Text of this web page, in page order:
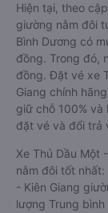
Hiện tại, theo
giường nằm đôi
Bình Dương có
đồng. Trong đó,
đồng. Đặt vé xe
Giang chính
giữ chỗ 100% và
đặt vé và đổi trả
Xe Thủ Dầu Một
nằm đôi tốt
- Kiên Giang
lượng Trung